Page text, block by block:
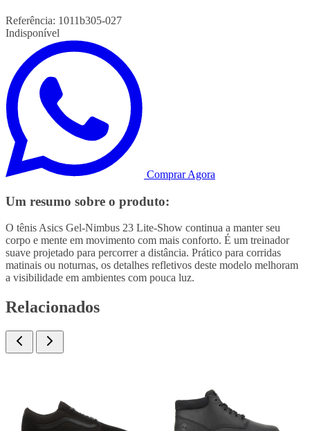
Referência: 1011b305-027
Indisponível
Comprar Agora
Um resumo sobre o produto:
O tênis Asics Gel-Nimbus 23 Lite-Show continua a manter seu
corpo e mente em movimento com mais conforto. É um treinador
suave projetado para percorrer a distância. Prático para corridas
matinais ou noturnas, os detalhes refletivos deste modelo melhoram
a visibilidade em ambientes com pouca luz.
Relacionados